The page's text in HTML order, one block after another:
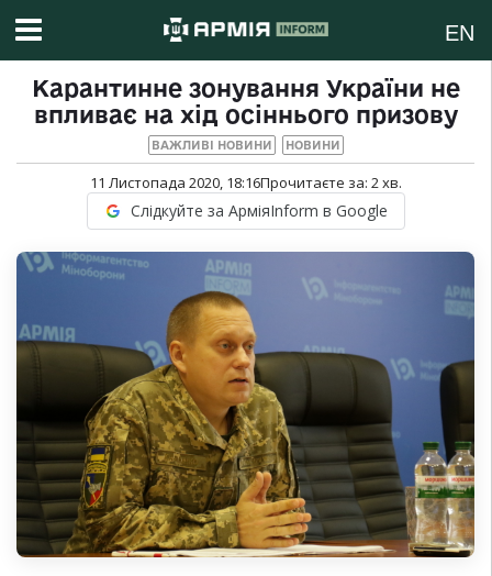
EN
Карантинне зонування України не
впливає на хід осіннього призову
ВАЖЛИВІ НОВИНИ НОВИНИ
11 Листопада 2020, 18:16Прочитаєте за: 2хв.
Слідкуйте за АрміяInform в Google